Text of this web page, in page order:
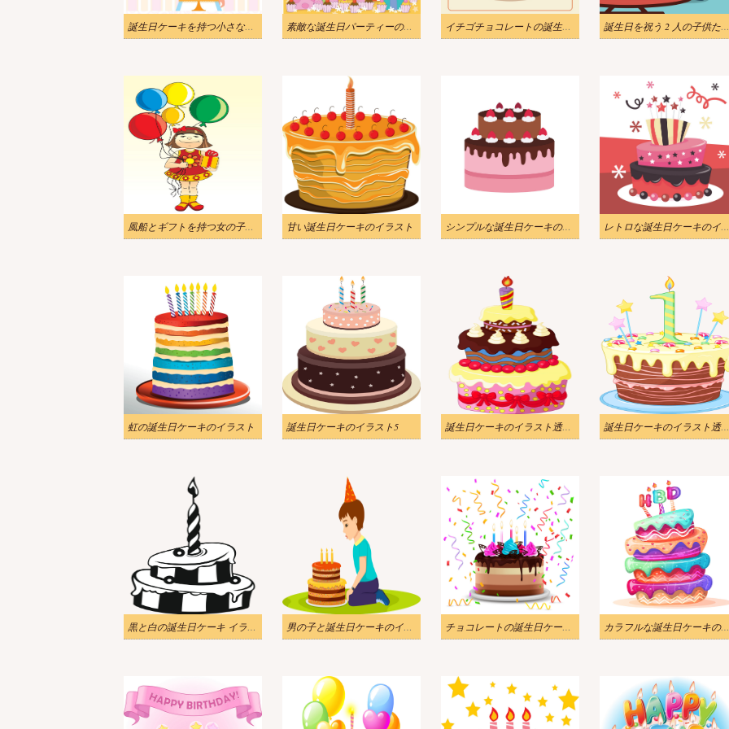
誕生日ケーキを持つ小さな女の子のイラスト 素敵な誕生日パーティーのイラスト イチゴチョコレートの誕生日ケーキ イラスト 誕生日を祝う 2 人の子供たちのイラスト
風船とギフトを持つ女の子のイラスト 甘い誕生日ケーキのイラスト シンプルな誕生日ケーキのイラスト レトロな誕生日ケーキのイラスト
虹の誕生日ケーキのイラスト 誕生日ケーキのイラスト5 誕生日ケーキのイラスト透明1 誕生日ケーキのイラスト透明2
黒と白の誕生日ケーキ イラスト透明 男の子と誕生日ケーキのイラスト透明 チョコレートの誕生日ケーキのイラスト カラフルな誕生日ケーキのイラスト